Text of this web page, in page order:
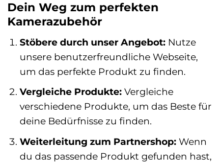
Dein Weg zum perfekten
Kamerazubehör
Stöbere durch unser Angebot:Nutze
unsere benutzerfreundliche Webseite,
um das perfekte Produkt zu finden.
Vergleiche Produkte:Vergleiche
verschiedene Produkte, um das Beste für
deine Bedürfnisse zu finden.
Weiterleitung zum Partnershop:Wenn
du das passende Produkt gefunden hast,